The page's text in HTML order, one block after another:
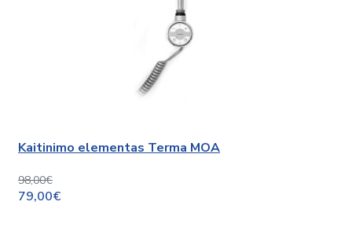
Kaitinimo elementas Terma MOA
98,00€
79,00€